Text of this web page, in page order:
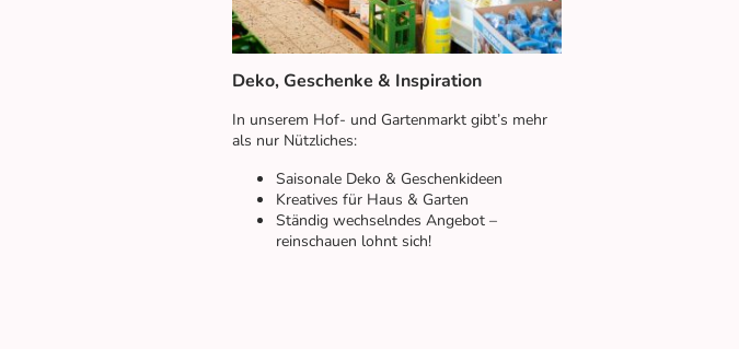
Deko, Geschenke & Inspiration
In unserem Hof- und Gartenmarkt gibt’s mehr
als nur Nützliches:
Saisonale Deko & Geschenkideen
Kreatives für Haus & Garten
Ständig wechselndes Angebot –
reinschauen lohnt sich!